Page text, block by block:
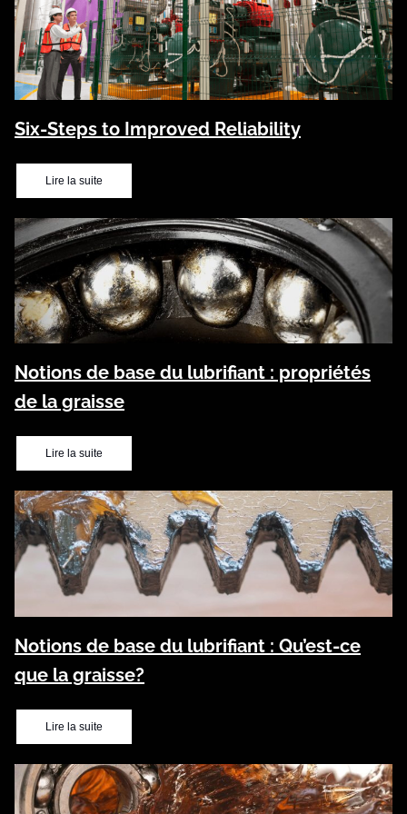
Six-Steps to Improved Reliability
Lire la suite
Notions de base du lubrifiant : propriétés
de la graisse
Lire la suite
Notions de base du lubrifiant : Qu’est-ce
que la graisse?
Lire la suite